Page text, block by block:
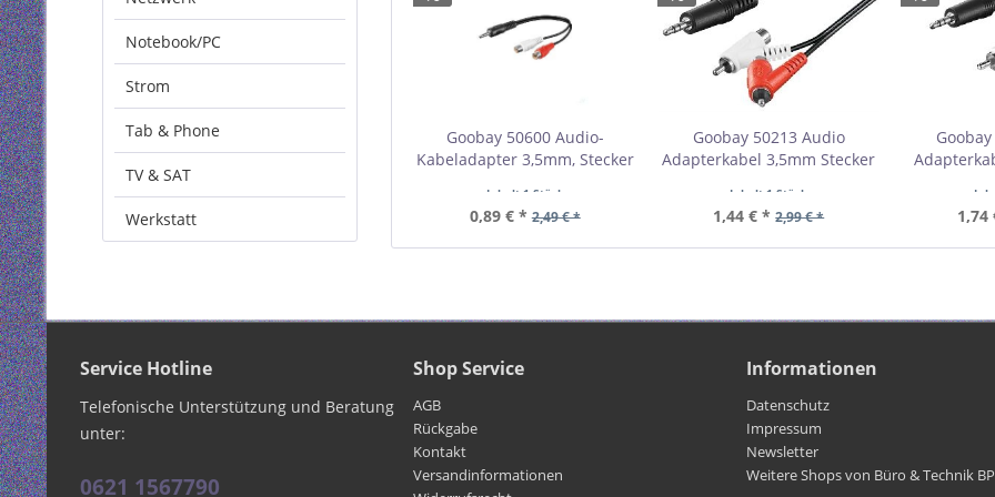
Notebook/PC
Strom
Tab & Phone
TV & SAT
Werkstatt
Goobay 50600 Audio-
Kabeladapter 3,5mm, Stecker
Mindestbestellmenge 1
Inhalt 1 Stück
0,89 € * 2,49 € *
Goobay 50213 Audio
Adapterkabel 3,5mm Stecker
Mindestbestellmenge 1
Inhalt 1 Stück
1,44 € * 2,99 € * 1,74
Service Hotline
Telefonische Unterstützung und Beratung
unter:
0621 1567790
Shop Service
AGB
Rückgabe
Kontakt
Versandinformationen
Informationen
Datenschutz
Impressum
Newsletter
Weitere Shops von Büro & Technik